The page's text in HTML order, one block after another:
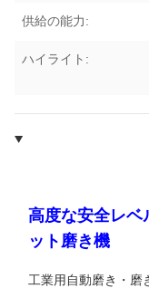
供給の能力:
ハイライト:
高度な安全レベ
ット磨き機
工業用自動磨き・磨